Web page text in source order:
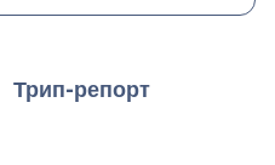
Трип-репорт